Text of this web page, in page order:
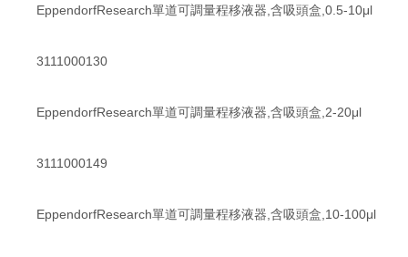
EppendorfResearch單道可調量程移液器,含吸頭盒,0.5-10μl
3111000130
EppendorfResearch單道可調量程移液器,含吸頭盒,2-20μl
3111000149
EppendorfResearch單道可調量程移液器,含吸頭盒,10-100μl